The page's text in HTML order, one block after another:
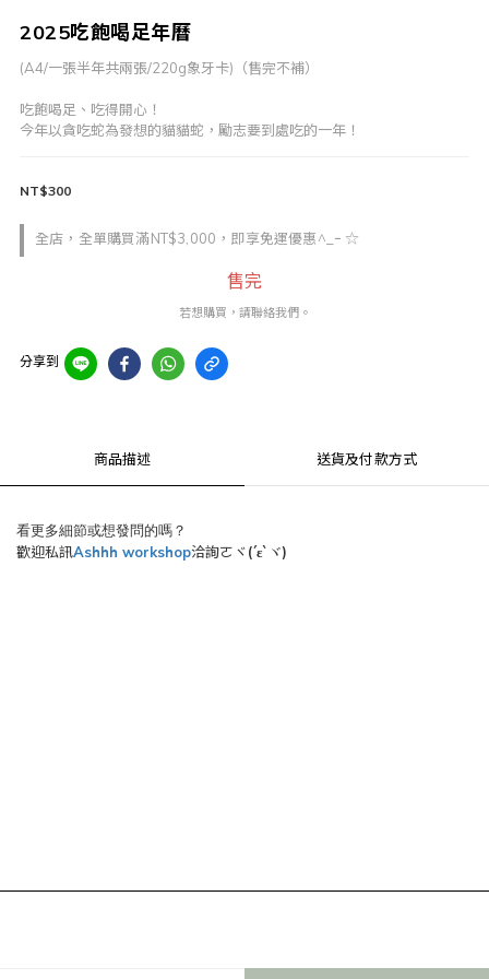
2025吃飽喝足年曆
(A4/一張半年共兩張/220g象牙卡)（售完不補）
吃飽喝足、吃得開心！
今年以貪吃蛇為發想的貓貓蛇，勵志要到處吃的一年！
全店，全單購買滿NT$3,000，即享免運優惠^_ｰ ☆
NT$300
售完
若想購買，請聯絡我們。
分享到
商品描述 送貨及付款方式
看更多細節或想發問的嗎？
歡迎私訊Ashhh workshop洽詢ㄛヾ(´ε` ヾ)